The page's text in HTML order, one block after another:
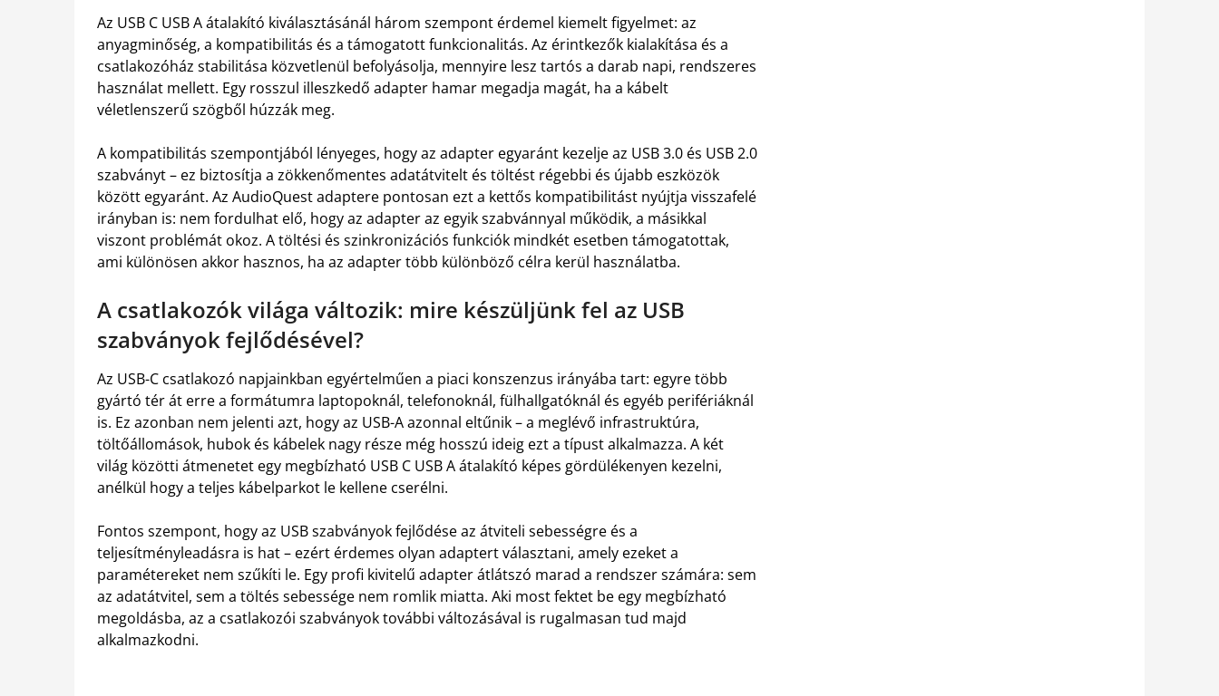
Az USB C USB A átalakító kiválasztásánál három szempont érdemel kiemelt figyelmet: az
anyagminőség, a kompatibilitás és a támogatott funkcionalitás. Az érintkezők kialakítása és a
csatlakozóház stabilitása közvetlenül befolyásolja, mennyire lesz tartós a darab napi, rendszeres
használat mellett. Egy rosszul illeszkedő adapter hamar megadja magát, ha a kábelt
véletlenszerű szögből húzzák meg.
A kompatibilitás szempontjából lényeges, hogy az adapter egyaránt kezelje az USB 3.0 és USB 2.0
szabványt – ez biztosítja a zökkenőmentes adatátvitelt és töltést régebbi és újabb eszközök
között egyaránt. Az AudioQuest adaptere pontosan ezt a kettős kompatibilitást nyújtja visszafelé
irányban is: nem fordulhat elő, hogy az adapter az egyik szabvánnyal működik, a másikkal
viszont problémát okoz. A töltési és szinkronizációs funkciók mindkét esetben támogatottak,
ami különösen akkor hasznos, ha az adapter több különböző célra kerül használatba.
A csatlakozók világa változik: mire készüljünk fel az USB
szabványok fejlődésével?
Az USB-C csatlakozó napjainkban egyértelműen a piaci konszenzus irányába tart: egyre több
gyártó tér át erre a formátumra laptopoknál, telefonoknál, fülhallgatóknál és egyéb perifériáknál
is. Ez azonban nem jelenti azt, hogy az USB-A azonnal eltűnik – a meglévő infrastruktúra,
töltőállomások, hubok és kábelek nagy része még hosszú ideig ezt a típust alkalmazza. A két
világ közötti átmenetet egy megbízható USB C USB A átalakító képes gördülékenyen kezelni,
anélkül hogy a teljes kábelparkot le kellene cserélni.
Fontos szempont, hogy az USB szabványok fejlődése az átviteli sebességre és a
teljesítményleadásra is hat – ezért érdemes olyan adaptert választani, amely ezeket a
paramétereket nem szűkíti le. Egy profi kivitelű adapter átlátszó marad a rendszer számára: sem
az adatátvitel, sem a töltés sebessége nem romlik miatta. Aki most fektet be egy megbízható
megoldásba, az a csatlakozói szabványok további változásával is rugalmasan tud majd
alkalmazkodni.